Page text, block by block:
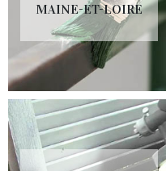
MAINE-ET-LOIRE